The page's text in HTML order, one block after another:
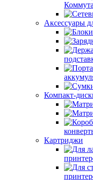
Аксессуары
Компакт-
Картриджи